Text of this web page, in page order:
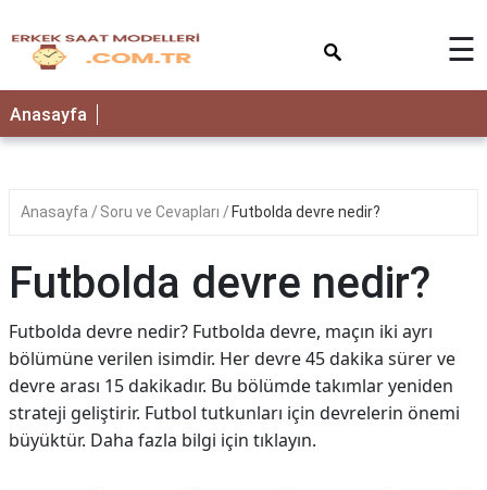
☰
Anasayfa
Anasayfa Soru ve Cevapları Futbolda devre nedir?
Futbolda devre nedir?
Futbolda devre nedir? Futbolda devre, maçın iki ayrı
bölümüne verilen isimdir. Her devre 45 dakika sürer ve
devre arası 15 dakikadır. Bu bölümde takımlar yeniden
strateji geliştirir. Futbol tutkunları için devrelerin önemi
büyüktür. Daha fazla bilgi için tıklayın.